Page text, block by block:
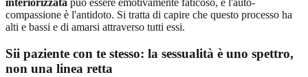
interiorizzata può essere emotivamente faticoso, e l'auto-
compassione è l'antidoto. Si tratta di capire che questo processo ha
alti e bassi e di amarsi attraverso tutti essi.
Sii paziente con te stesso: la sessualità è uno spettro,
non una linea retta